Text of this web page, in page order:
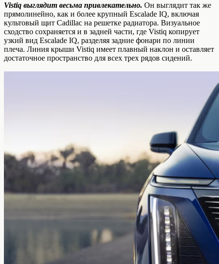
Vistiq выглядит весьма привлекательно. Он выглядит так же
прямолинейно, как и более крупный Escalade IQ, включая
культовый щит Cadillac на решетке радиатора. Визуальное
сходство сохраняется и в задней части, где Vistiq копирует
узкий вид Escalade IQ, разделяя задние фонари по линии
плеча. Линия крыши Vistiq имеет плавный наклон и оставляет
достаточное пространство для всех трех рядов сидений.